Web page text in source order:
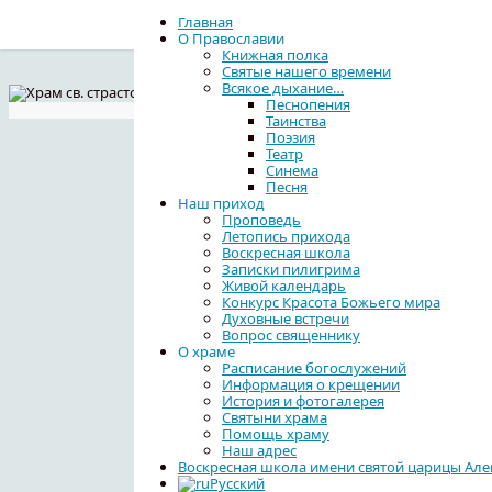
Главная
О Православии
Книжная полка
Святые нашего времени
Всякое дыхание…
Песнопения
Таинства
Поэзия
Театр
Синема
Песня
Наш приход
Проповедь
Летопись прихода
Воскресная школа
Записки пилигрима
Живой календарь
Конкурс Красота Божьего мира
Духовные встречи
Вопрос священнику
О храме
Расписание богослужений
Информация о крещении
История и фотогалерея
Святыни храма
Помощь храму
Наш адрес
Воскресная школа имени святой царицы
Русский
ГлавнаяВоскресная школа имени